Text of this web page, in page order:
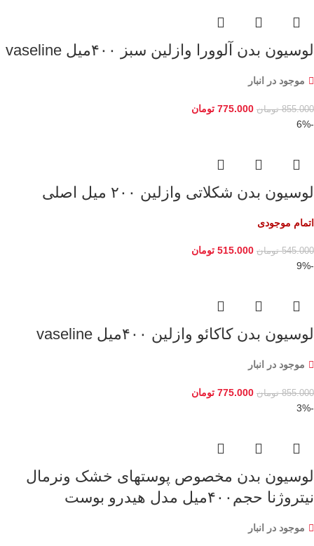
لوسیون بدن آلوورا وازلین سبز ۴۰۰میل vaseline
موجود در انبار
855.000 تومان 775.000 تومان
-6%
لوسیون بدن شکلاتی وازلین ۲۰۰ میل اصلی
اتمام موجودی
545.000 تومان 515.000 تومان
-9%
لوسیون بدن کاکائو وازلین ۴۰۰میل vaseline
موجود در انبار
855.000 تومان 775.000 تومان
-3%
لوسیون بدن مخصوص پوستهای خشک ونرمال
نیتروژنا حجم۴۰۰میل مدل هیدرو بوست
موجود در انبار